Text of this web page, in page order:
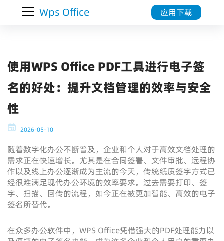
Wps Office 应用下载
使用WPS Office PDF工具进行电子签
名的好处：提升文档管理的效率与安全
性
2026-05-10
随着数字化办公不断普及，企业和个人对于高效文档处理的
需求正在快速增长。尤其是在合同签署、文件审批、远程协
作以及线上办公逐渐成为主流的今天，传统纸质签字方式已
经很难满足现代办公环境的效率要求。过去需要打印、签
字、扫描、回传的流程，如今正在被更加智能、高效的电子
签名所替代。
在众多办公软件中，WPS Office凭借强大的PDF处理能力以